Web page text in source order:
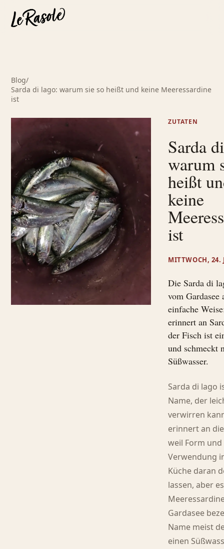
Blog/
Sarda di lago: warum sie so heißt und keine Meeressardine
ist
ZUTATEN
Sarda
warum
heißt
keine
ist
MITTWOCH, 24.
Die Sarda di
vom Gardasee
einfache
erinnert an
der Fisch ist
und schmeckt
Süßwasser.
Sarda di lago
Name, der
verwirren
erinnert an
weil Form und
Verwendung
Küche daran
lassen, aber
Gardasee
Name meist
einen